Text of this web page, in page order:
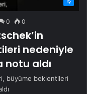
0 0
nedeniyle
notu aldı
büyüme beklentileri